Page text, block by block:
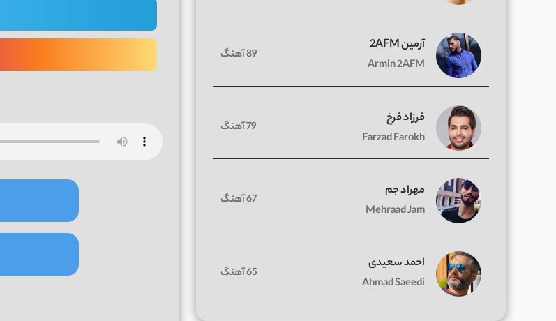
آرمین 2AFM
Armin 2AFM
89 آهنگ
فرزاد فرخ
Farzad Farokh
79 آهنگ
مهراد جم
Mehraad Jam
67 آهنگ
احمد سعیدی
Ahmad Saeedi
65 آهنگ